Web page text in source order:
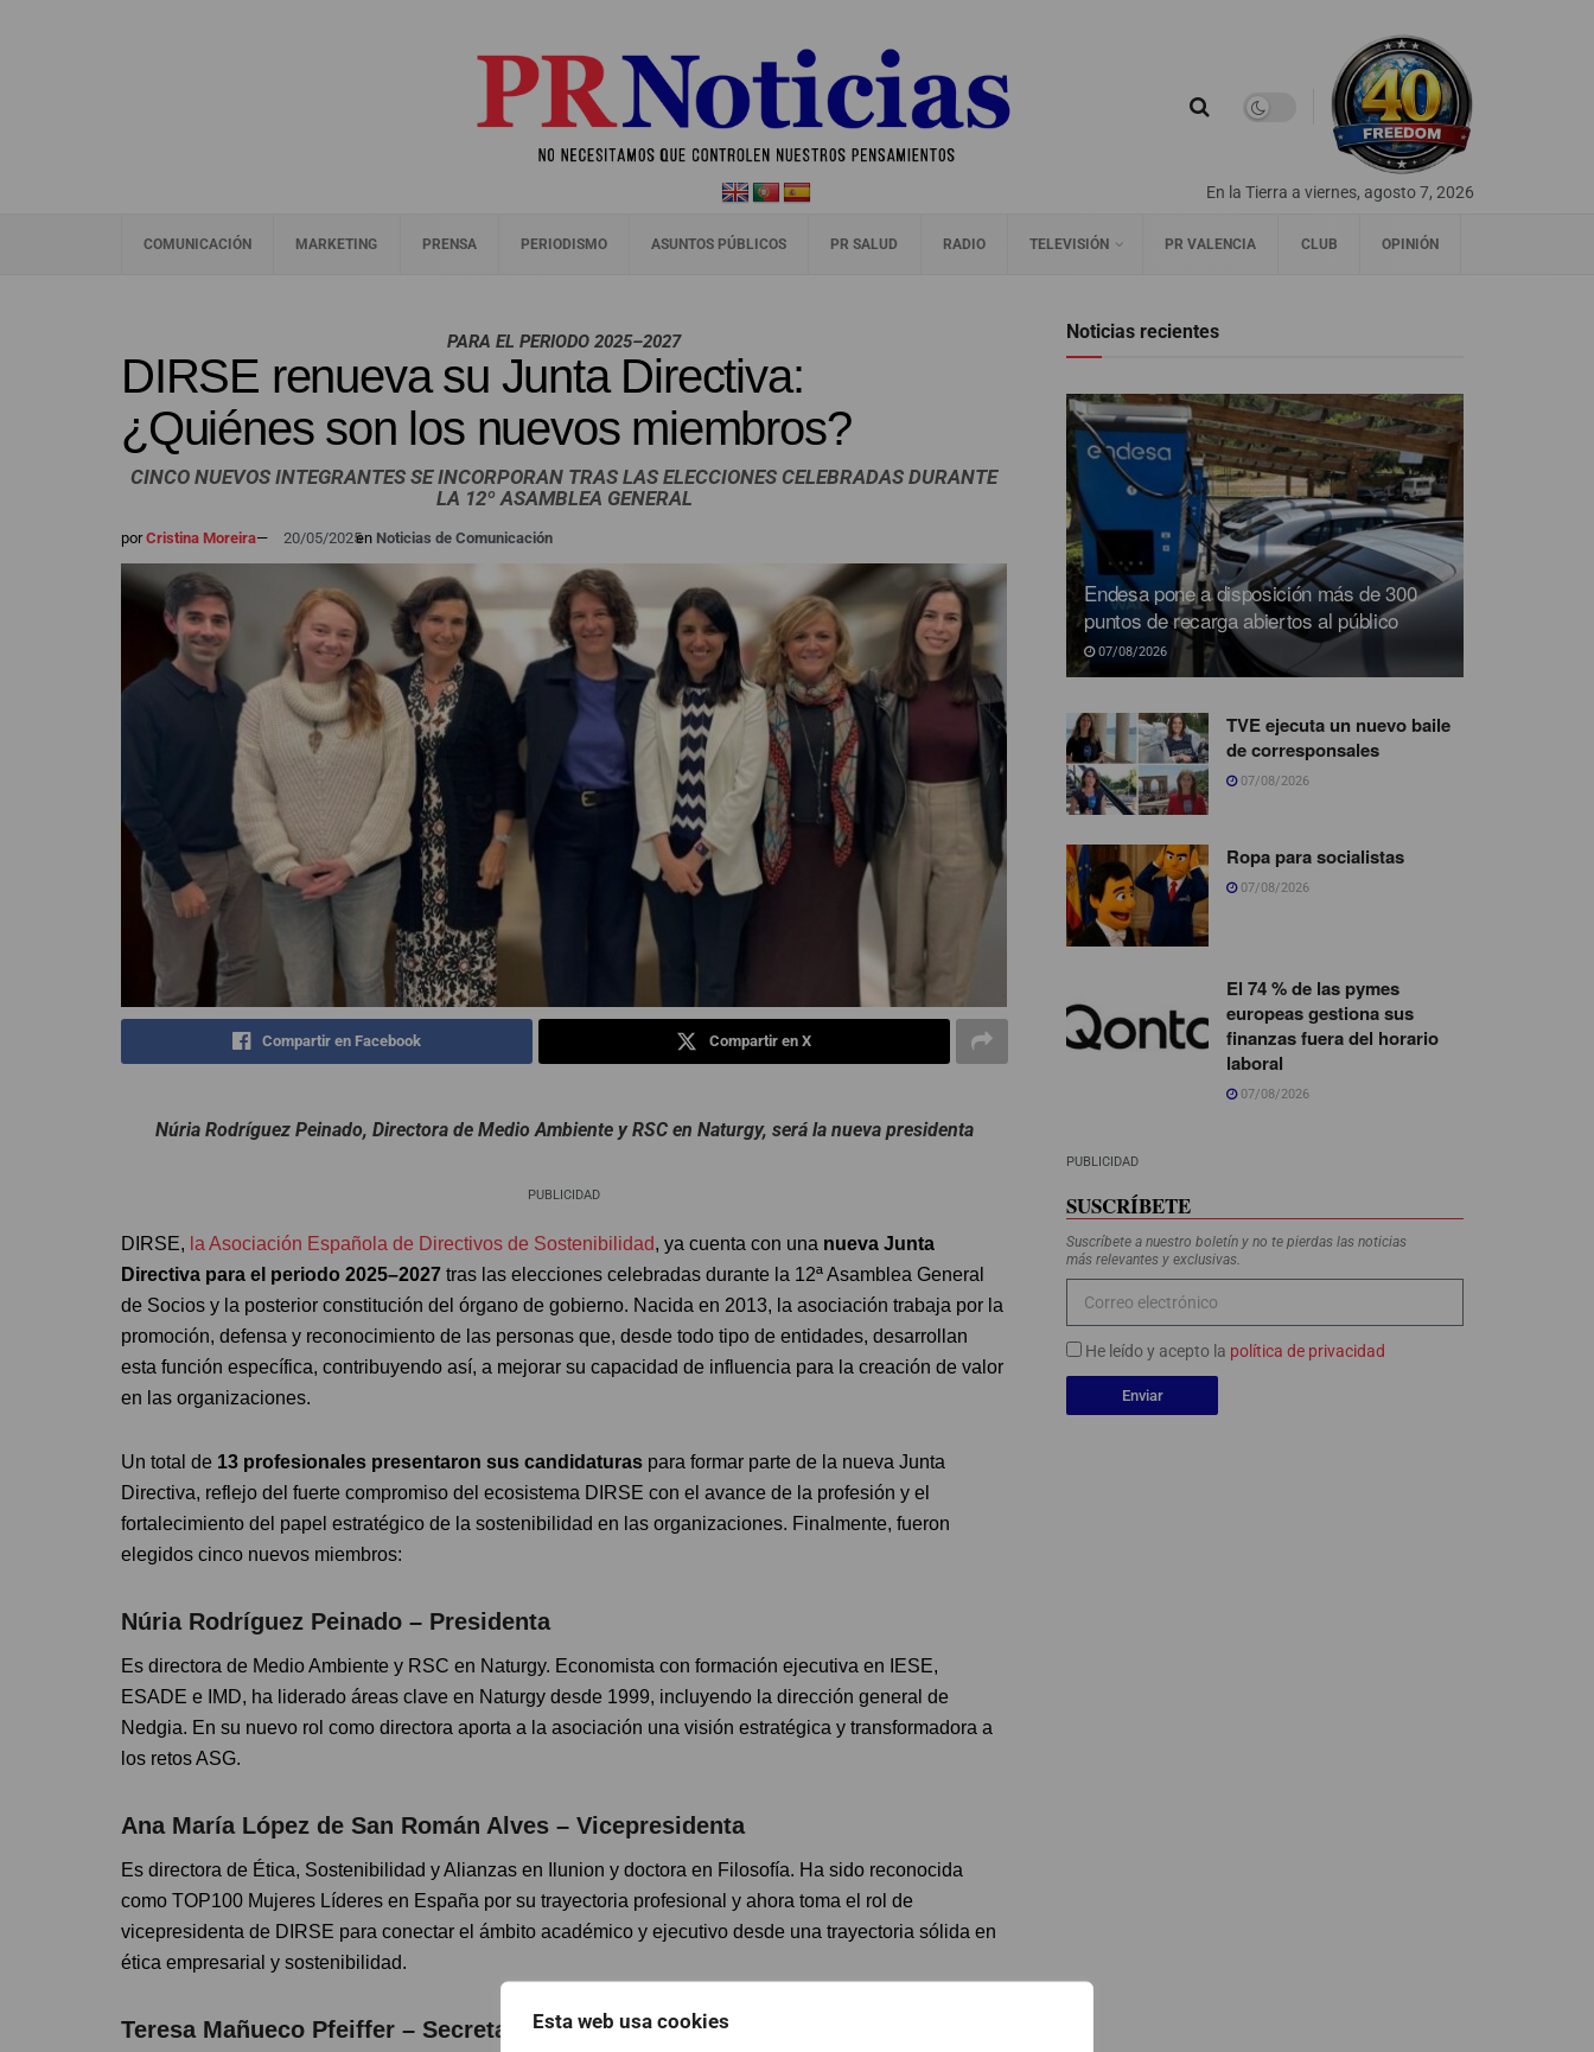
Esta web usa cookies
En la Tierra a viernes, agosto 7, 2026
COMUNICACIÓN MARKETING PRENSA PERIODISMO ASUNTOS PÚBLICOS PR SALUD RADIO TELEVISIÓN PR VALENCIA CLUB OPINIÓN
PARA EL PERIODO 2025–2027
DIRSE renueva su Junta Directiva:
¿Quiénes son los nuevos miembros?
CINCO NUEVOS INTEGRANTES SE INCORPORAN TRAS LAS ELECCIONES CELEBRADAS DURANTE
LA 12º ASAMBLEA GENERAL
porCristina Moreira— 20/05/2025en Noticias de Comunicación
Compartir en Facebook Compartir en X
Núria Rodríguez Peinado, Directora de Medio Ambiente y RSC en Naturgy, será la nueva presidenta
PUBLICIDAD
DIRSE, la Asociación Española de Directivos de Sostenibilidad, ya cuenta con una nueva Junta
Directiva para el periodo 2025–2027 tras las elecciones celebradas durante la 12ª Asamblea General
de Socios y la posterior constitución del órgano de gobierno. Nacida en 2013, la asociación trabaja por la
promoción, defensa y reconocimiento de las personas que, desde todo tipo de entidades, desarrollan
esta función específica, contribuyendo así, a mejorar su capacidad de influencia para la creación de valor
en las organizaciones.
Un total de 13 profesionales presentaron sus candidaturas para formar parte de la nueva Junta
Directiva, reflejo del fuerte compromiso del ecosistema DIRSE con el avance de la profesión y el
fortalecimiento del papel estratégico de la sostenibilidad en las organizaciones. Finalmente, fueron
elegidos cinco nuevos miembros:
Núria Rodríguez Peinado – Presidenta
Es directora de Medio Ambiente y RSC en Naturgy. Economista con formación ejecutiva en IESE,
ESADE e IMD, ha liderado áreas clave en Naturgy desde 1999, incluyendo la dirección general de
Nedgia. En su nuevo rol como directora aporta a la asociación una visión estratégica y transformadora a
los retos ASG.
Ana María López de San Román Alves – Vicepresidenta
Es directora de Ética, Sostenibilidad y Alianzas en Ilunion y doctora en Filosofía. Ha sido reconocida
como TOP100 Mujeres Líderes en España por su trayectoria profesional y ahora toma el rol de
vicepresidenta de DIRSE para conectar el ámbito académico y ejecutivo desde una trayectoria sólida en
ética empresarial y sostenibilidad.
Teresa Mañueco Pfeiffer – Secretaria
Noticias recientes
Endesa pone a disposición más de 300
puntos de recarga abiertos al público
07/08/2026
TVE ejecuta un nuevo baile
de corresponsales
07/08/2026
Ropa para socialistas
07/08/2026
El 74 % de las pymes
europeas gestiona sus
finanzas fuera del horario
laboral
07/08/2026
PUBLICIDAD
SUSCRÍBETE
Suscríbete a nuestro boletín y no te pierdas las noticias
más relevantes y exclusivas.
He leído y acepto la política de privacidad
Enviar